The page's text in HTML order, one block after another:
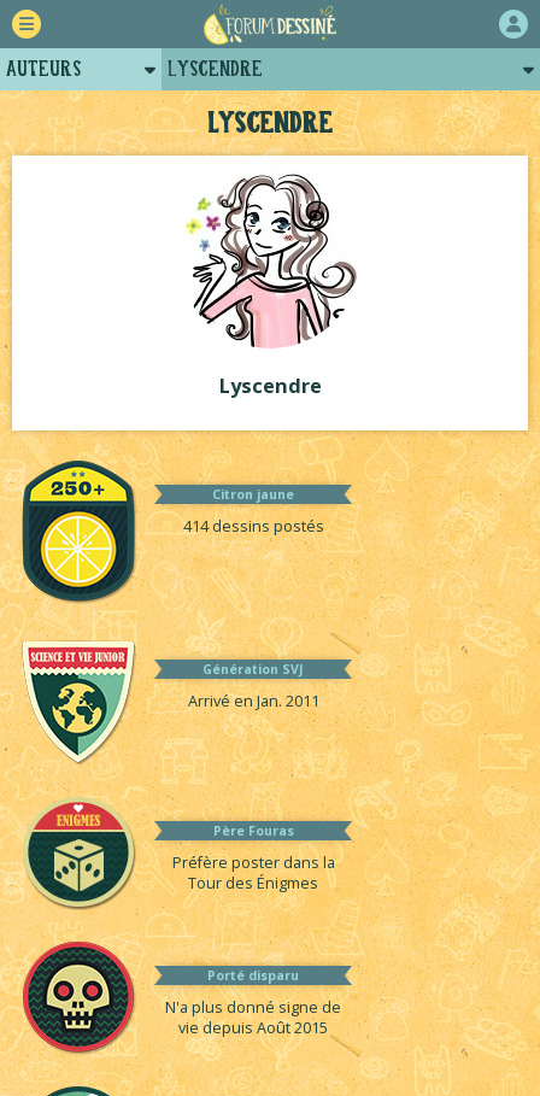
Lyscendre
Lyscendre
Citron jaune
414 dessins postés
Génération SVJ
Arrivé en Jan. 2011
Père Fouras
Préfère poster dans la
Tour des Énigmes
Porté disparu
N'a plus donné signe de
vie depuis Août 2015
Auteurs
Retour
Forum
Projets
Tutoriels
Lyscendre
Posts de lyscendre
Arènes de lyscendre
Projets collectifs de lyscendre